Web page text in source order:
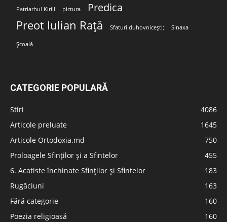
Patriarhul Kirill pictura Predica
Preot Iulian Rață Sfaturi duhovnicești; Sinaxa
Școală
CATEGORIE POPULARĂ
Stiri
4086
Articole preluate
1645
Articole Ortodoxia.md
750
Proloagele Sfinților și a Sfintelor
455
6. Acatiste închinate Sfinților și Sfintelor
183
Rugăciuni
163
Fără categorie
160
Poezia religioasă
160